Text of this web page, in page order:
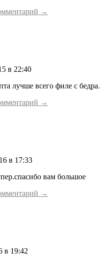
→
в 22:40
лучше всего филе с бедра.
→
в 17:33
вам большое
→
в 19:42